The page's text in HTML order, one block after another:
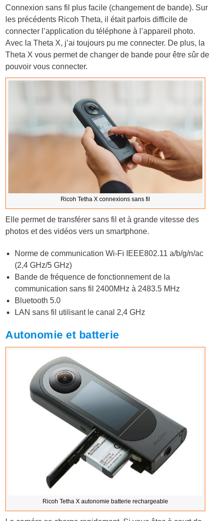
Connexion sans fil plus facile (changement de bande). Sur
les précédents Ricoh Theta, il était parfois difficile de
connecter l’application du téléphone à l’appareil photo.
Avec la Theta X, j’ai toujours pu me connecter. De plus, la
Theta X vous permet de changer de bande pour être sûr de
pouvoir vous connecter.
Ricoh Tetha X connexions sans fil
Elle permet de transférer sans fil et à grande vitesse des
photos et des vidéos vers un smartphone.
Norme de communication Wi-Fi IEEE802.11 a/b/g/n/ac
(2,4 GHz/5 GHz)
Bande de fréquence de fonctionnement de la
communication sans fil 2400MHz à 2483.5 MHz
Bluetooth 5.0
LAN sans fil utilisant le canal 2,4 GHz
Autonomie et batterie
Ricoh Tetha X autonomie batterie rechargeable